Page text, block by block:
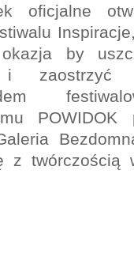
oficjalne
okazja by
zaostrzyć
z twórczością